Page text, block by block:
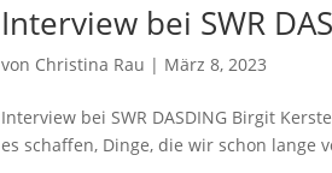
Interview bei SWR
von Christina Rau | März 8, 2023
Interview bei SWR DASDING Birgit
es schaffen, Dinge, die wir schon lange